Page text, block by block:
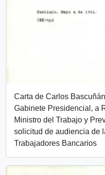
Carta de Carlos
Gabinete Presidencial, a
Ministro del Trabajo y
solicitud de audiencia de
Trabajadores Bancarios